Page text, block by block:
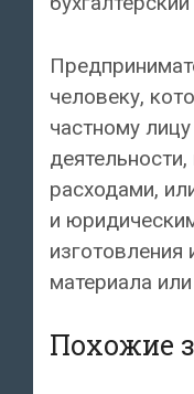
человеку,
частному
расходами,
и
изготовления
материала
Похожие